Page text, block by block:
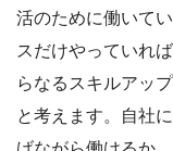
活のために働いて
スだけやっていれ
らなるスキルアッ
と考えます。自社